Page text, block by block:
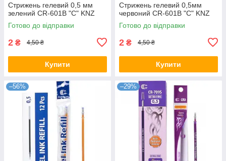
Стрижень гелевий 0,5 мм
зелений CR-601B "С" KNZ
Готово до відправки
2 ₴ 4,50 ₴
Купити
Стрижень гелевий 0,5мм
червоний CR-601B "С" KNZ
Готово до відправки
2 ₴ 4,50 ₴
Купити
–56% –29%